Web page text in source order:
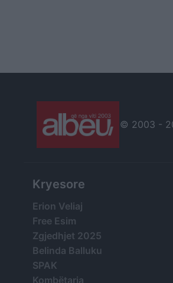
© 2003 -
Kryesore
Erion Veliaj
Free Esim
Zgjedhjet 2025
Belinda Balluku
SPAK
Kombëtarja